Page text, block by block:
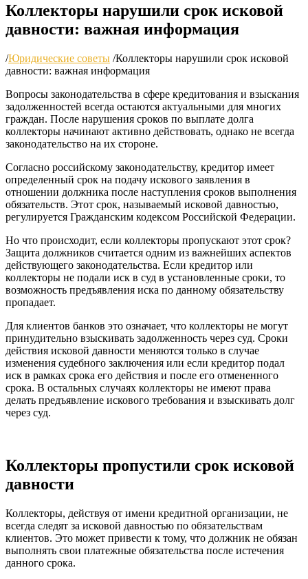
Коллекторы нарушили срок исковой
давности: важная информация
/Юридические советы /Коллекторы нарушили срок исковой
давности: важная информация
Вопросы законодательства в сфере кредитования и взыскания
задолженностей всегда остаются актуальными для многих
граждан. После нарушения сроков по выплате долга
коллекторы начинают активно действовать, однако не всегда
законодательство на их стороне.
Согласно российскому законодательству, кредитор имеет
определенный срок на подачу искового заявления в
отношении должника после наступления сроков выполнения
обязательств. Этот срок, называемый исковой давностью,
регулируется Гражданским кодексом Российской Федерации.
Но что происходит, если коллекторы пропускают этот срок?
Защита должников считается одним из важнейших аспектов
действующего законодательства. Если кредитор или
коллекторы не подали иск в суд в установленные сроки, то
возможность предъявления иска по данному обязательству
пропадает.
Для клиентов банков это означает, что коллекторы не могут
принудительно взыскивать задолженность через суд. Сроки
действия исковой давности меняются только в случае
изменения судебного заключения или если кредитор подал
иск в рамках срока его действия и после его отмененного
срока. В остальных случаях коллекторы не имеют права
делать предъявление искового требования и взыскивать долг
через суд.
Коллекторы пропустили срок исковой
давности
Коллекторы, действуя от имени кредитной организации, не
всегда следят за исковой давностью по обязательствам
клиентов. Это может привести к тому, что должник не обязан
выполнять свои платежные обязательства после истечения
данного срока.